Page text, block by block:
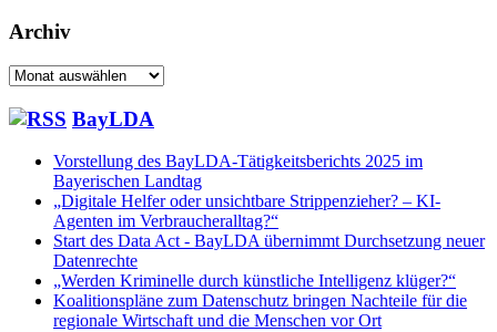
Archiv
Archiv
BayLDA
Vorstellung des BayLDA-Tätigkeitsberichts 2025 im
Bayerischen Landtag
„Digitale Helfer oder unsichtbare Strippenzieher? – KI-
Agenten im Verbraucheralltag?“
Start des Data Act - BayLDA übernimmt Durchsetzung neuer
Datenrechte
„Werden Kriminelle durch künstliche Intelligenz klüger?“
Koalitionspläne zum Datenschutz bringen Nachteile für die
regionale Wirtschaft und die Menschen vor Ort